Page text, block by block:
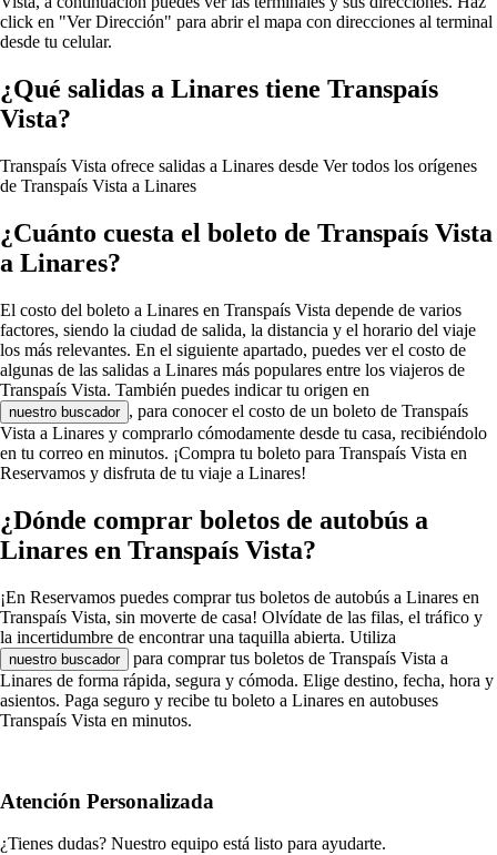
click en "Ver Dirección" para abrir el mapa con direcciones al terminal
desde tu celular.
¿Qué salidas a Linares tiene Transpaís
Vista?
Transpaís Vista ofrece salidas a Linares desde Ver todos los orígenes
de Transpaís Vista a Linares
¿Cuánto cuesta el boleto de Transpaís Vista
a Linares?
El costo del boleto a Linares en Transpaís Vista depende de varios
factores, siendo la ciudad de salida, la distancia y el horario del viaje
los más relevantes. En el siguiente apartado, puedes ver el costo de
algunas de las salidas a Linares más populares entre los viajeros de
Transpaís Vista. También puedes indicar tu origen en
nuestro buscador , para conocer el costo de un boleto de Transpaís
Vista a Linares y comprarlo cómodamente desde tu casa, recibiéndolo
en tu correo en minutos. ¡Compra tu boleto para Transpaís Vista en
Reservamos y disfruta de tu viaje a Linares!
¿Dónde comprar boletos de autobús a
Linares en Transpaís Vista?
¡En Reservamos puedes comprar tus boletos de autobús a Linares en
Transpaís Vista, sin moverte de casa! Olvídate de las filas, el tráfico y
la incertidumbre de encontrar una taquilla abierta. Utiliza
nuestro buscador
para comprar tus boletos de Transpaís Vista a
Linares de forma rápida, segura y cómoda. Elige destino, fecha, hora y
asientos. Paga seguro y recibe tu boleto a Linares en autobuses
Transpaís Vista en minutos.
Atención Personalizada
¿Tienes dudas? Nuestro equipo está listo para ayudarte.